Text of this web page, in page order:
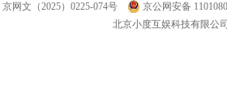
京网文（2025）0225-074号
京公网安备
北京小度互娱科技有限公